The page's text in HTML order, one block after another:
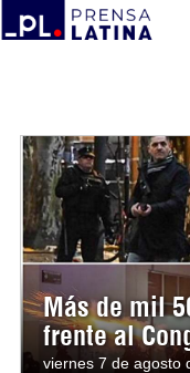
Más de mil
frente al
viernes 7 de agosto